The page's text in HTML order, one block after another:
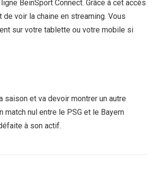
BeinSport Connect. Grâce à cet accès
voir la chaine en streaming. Vous
sur votre tablette ou votre mobile si
et va devoir montrer un autre
match nul entre le PSG et le Bayern
à son actif.